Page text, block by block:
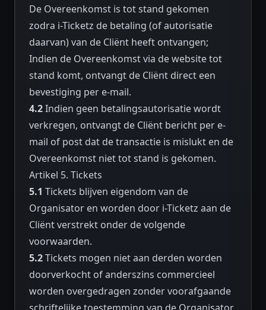
De Overeenkomst is tot stand gekomen
zodra i-Ticketz de betaling (of autorisatie
daarvan) van de Cliënt heeft ontvangen;
Indien de Overeenkomst via de website tot
stand komt, ontvangt de Cliënt direct een
bevestiging per e-mail.
4.2Indien geen betalingsautorisatie wordt
verkregen, ontvangt de Cliënt bericht per e-
mail of post dat de transactie is mislukt en de
Overeenkomst niet tot stand is gekomen.
Artikel 5. Tickets
5.1 Tickets blijven eigendom van de
Organisator en worden door i-Ticketz aan de
Cliënt verstrekt onder de volgende
voorwaarden.
5.2Tickets mogen niet aan derden worden
doorverkocht of anderszins commercieel
worden overgedragen zonder voorafgaande